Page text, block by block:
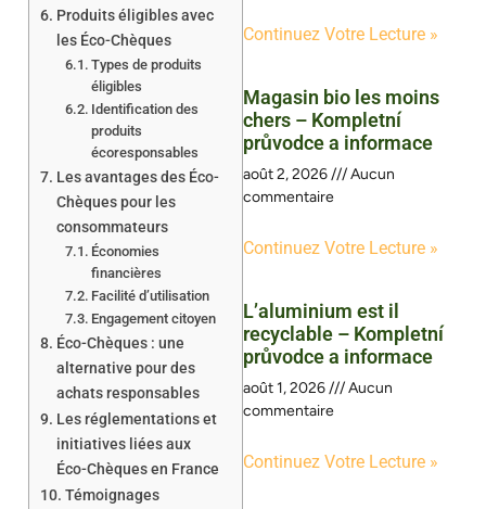
Produits éligibles avec
les Éco-Chèques
Types de produits
éligibles
Identification des
produits
écoresponsables
Les avantages des Éco-
Chèques pour les
consommateurs
Économies
financières
Facilité d’utilisation
Engagement citoyen
Éco-Chèques : une
alternative pour des
achats responsables
Les réglementations et
initiatives liées aux
Éco-Chèques en France
Témoignages
Continuez Votre Lecture »
Magasin bio les moins
chers – Kompletní
průvodce a informace
août 2, 2026
Aucun
commentaire
Continuez Votre Lecture »
L’aluminium est il
recyclable – Kompletní
průvodce a informace
août 1, 2026
Aucun
commentaire
Continuez Votre Lecture »